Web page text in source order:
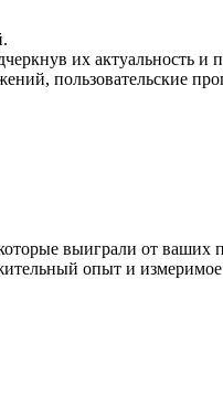
их актуальность и
пользовательские
выиграли от ваших
опыт и